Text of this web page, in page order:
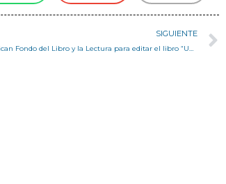
SIGUIENTE